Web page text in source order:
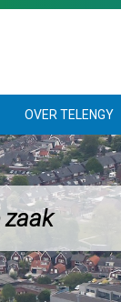
OVER TELENGY